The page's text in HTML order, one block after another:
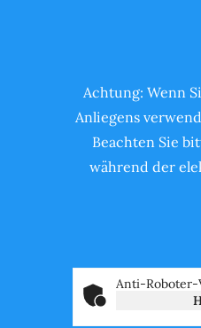
Achtung: Wenn
Anliegens
Beachten Sie
während der
Anti-